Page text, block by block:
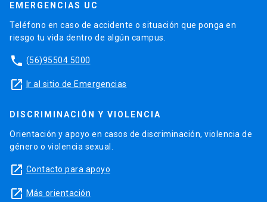
EMERGENCIAS UC
Teléfono en caso de accidente o situación que ponga en
riesgo tu vida dentro de algún campus.
phone (56)95504 5000
launch Ir al sitio de Emergencias
DISCRIMINACIÓN Y VIOLENCIA
Orientación y apoyo en casos de discriminación, violencia de
género o violencia sexual.
launch Contacto para apoyo
launch Más orientación